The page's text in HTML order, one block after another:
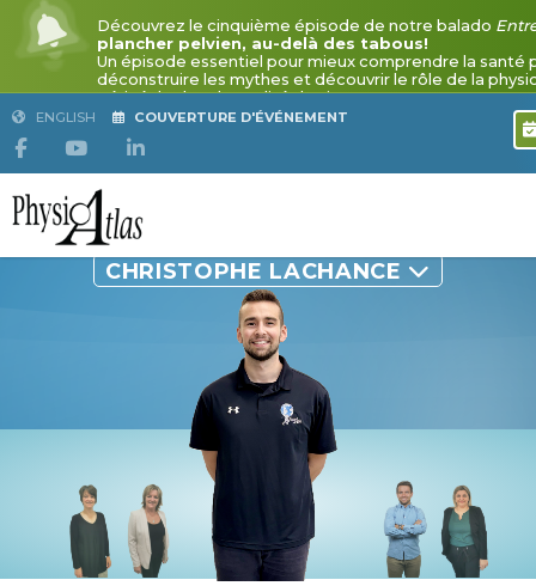
ENGLISH COUVERTURE D'ÉVÉNEMENT
CHRISTOPHE LACHANCE